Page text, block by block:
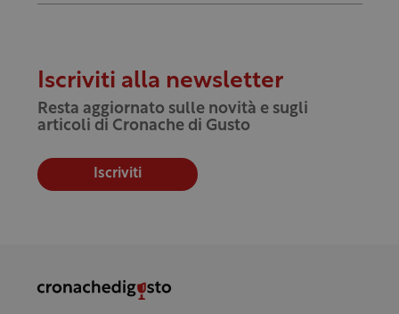
Iscriviti alla newsletter
Resta aggiornato sulle novità e sugli
articoli di Cronache di Gusto
Iscriviti